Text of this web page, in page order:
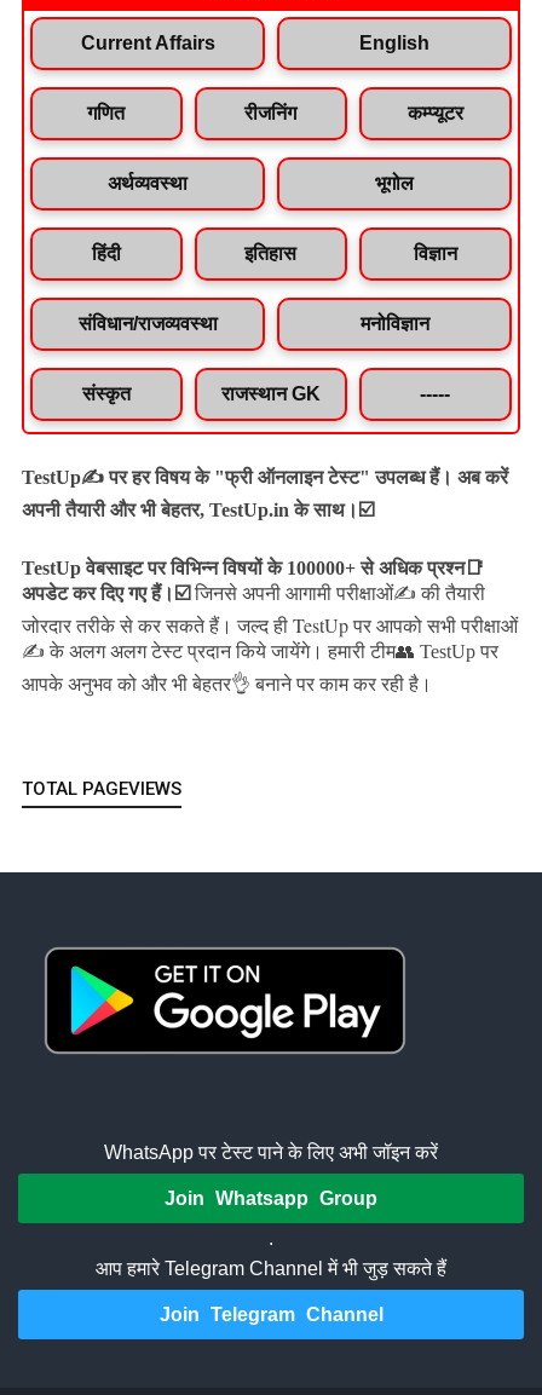
Current Affairs English
गणित रीजनिंग कम्प्यूटर
अर्थव्यवस्था भूगोल
हिंदी इतिहास विज्ञान
संविधान/राजव्यवस्था मनोविज्ञान
संस्कृत राजस्थान GK -----
TestUp✍️ पर हर विषय के "फ्री ऑनलाइन टेस्ट" उपलब्ध हैं। अब करें
अपनी तैयारी और भी बेहतर, TestUp.in के साथ।☑️
TestUp वेबसाइट पर विभिन्न विषयों के 100000+ से अधिक प्रश्न📑
अपडेट कर दिए गए हैं। ☑️ जिनसे अपनी आगामी परीक्षाओं✍️ की तैयारी
जोरदार तरीके से कर सकते हैं।जल्द ही TestUp पर आपको सभी परीक्षाओं
✍️ के अलग अलग टेस्ट प्रदान किये जायेंगे। हमारी टीम👥 TestUp पर
आपके अनुभव को और भी बेहतर👌 बनाने पर काम कर रही है।
TOTAL PAGEVIEWS
WhatsApp पर टेस्ट पाने के लिए अभी जॉइन करें
Join Whatsapp Group
.
आप हमारे Telegram Channel में भी जुड़ सकते हैं
Join Telegram Channel